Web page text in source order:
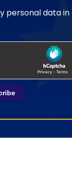
personal data